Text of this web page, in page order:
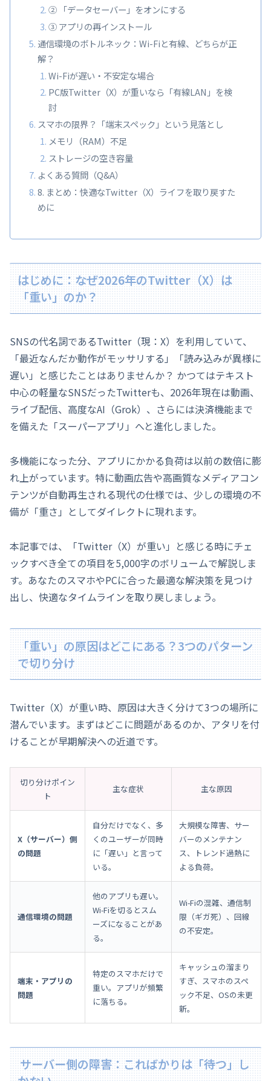
② 「データセーバー」をオンにする
③ アプリの再インストール
通信環境のボトルネック：Wi-Fiと有線、どちらが正
解？
Wi-Fiが遅い・不安定な場合
PC版Twitter（X）が重いなら「有線LAN」を検
討
スマホの限界？「端末スペック」という見落とし
メモリ（RAM）不足
ストレージの空き容量
よくある質問（Q&A）
8. まとめ：快適なTwitter（X）ライフを取り戻すた
めに
はじめに：なぜ2026年のTwitter（X）は
「重い」のか？
SNSの代名詞であるTwitter（現：X）を利用していて、
「最近なんだか動作がモッサリする」「読み込みが異様に
遅い」と感じたことはありませんか？ かつてはテキスト
中心の軽量なSNSだったTwitterも、2026年現在は動画、
ライブ配信、高度なAI（Grok）、さらには決済機能まで
を備えた「スーパーアプリ」へと進化しました。
多機能になった分、アプリにかかる負荷は以前の数倍に膨
れ上がっています。特に動画広告や高画質なメディアコン
テンツが自動再生される現代の仕様では、少しの環境の不
備が「重さ」としてダイレクトに現れます。
本記事では、「Twitter（X）が重い」と感じる時にチェ
ックすべき全ての項目を5,000字のボリュームで解説しま
す。あなたのスマホやPCに合った最適な解決策を見つけ
出し、快適なタイムラインを取り戻しましょう。
「重い」の原因はどこにある？3つのパターン
で切り分け
Twitter（X）が重い時、原因は大きく分けて3つの場所に
潜んでいます。まずはどこに問題があるのか、アタリを付
けることが早期解決への近道です。
切り分けポイン
ト
主な症状 主な原因
X（サーバー）側
の問題
自分だけでなく、多
くのユーザーが同時
に「遅い」と言って
いる。
大規模な障害、サー
バーのメンテナン
ス、トレンド過熱に
よる負荷。
通信環境の問題
他のアプリも遅い。
Wi-Fiを切るとスム
ーズになることがあ
る。
Wi-Fiの混雑、通信制
限（ギガ死）、回線
の不安定。
端末・アプリの
問題
特定のスマホだけで
重い。アプリが頻繁
に落ちる。
キャッシュの溜まり
すぎ、スマホのスペ
ック不足、OSの未更
新。
サーバー側の障害：こればかりは「待つ」し